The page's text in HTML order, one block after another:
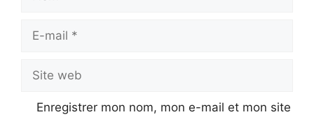
Site
web
Enregistrer mon nom, mon e-mail et mon site